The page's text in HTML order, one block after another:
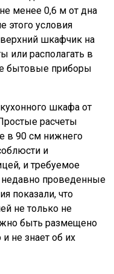
менее 0,6 м от дна
этого условия
шкафчик на
или располагать в
бытовые приборы
шкафа от
расчеты
в 90 см нижнего
и
и требуемое
недавно проведенные
показали, что
не только не
быть размещено
не знает об их